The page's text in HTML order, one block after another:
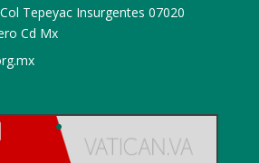
Tepeyac Insurgentes 07020
Cd Mx